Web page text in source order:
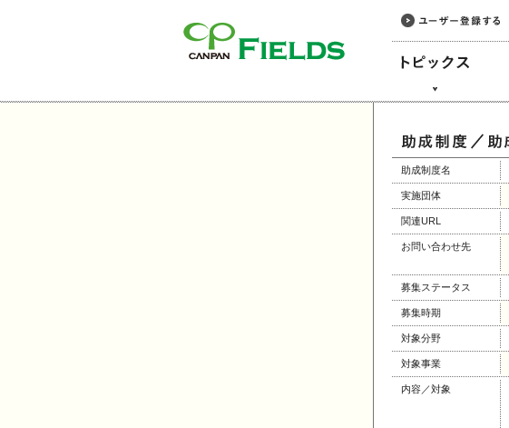
助成制度名
実施団体
関連URL
お問い合わせ先
募集ステータス
募集時期
対象分野
対象事業
内容／対象